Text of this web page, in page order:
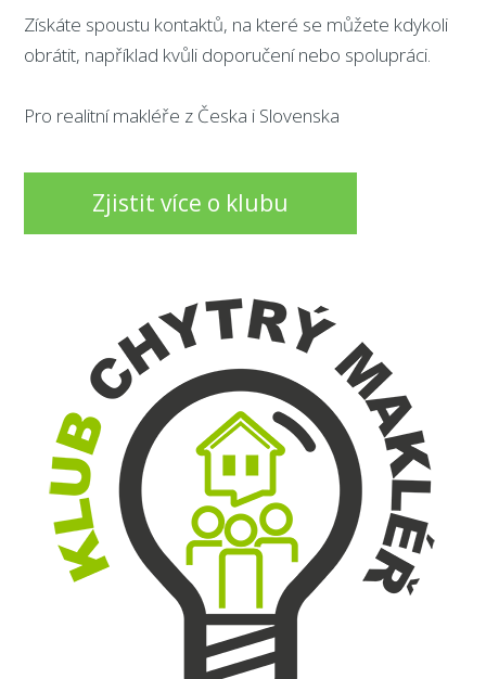
Získáte spoustu kontaktů, na které se můžete kdykoli
obrátit, například kvůli doporučení nebo spolupráci.
Pro realitní makléře z Česka i Slovenska
Zjistit více o klubu